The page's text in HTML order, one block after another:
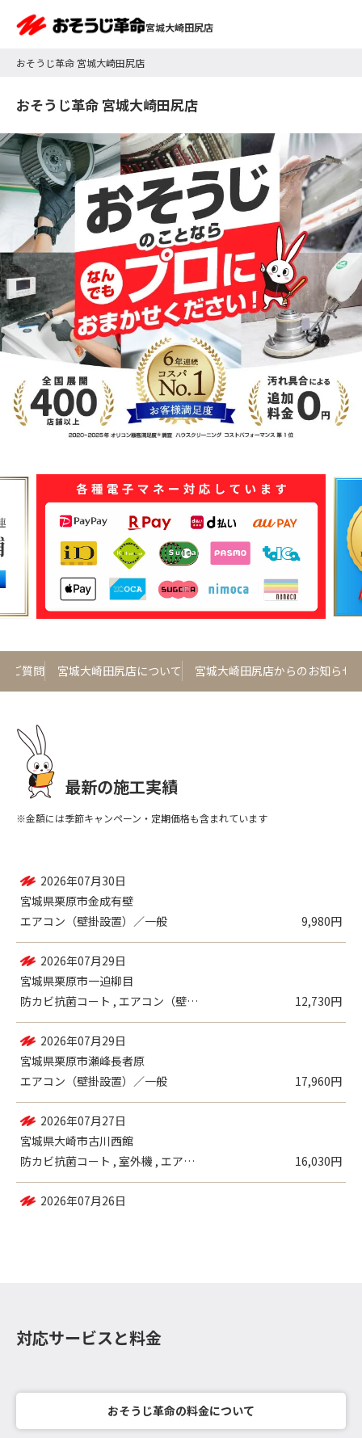
宮城大崎田尻店
おそうじ革命 宮城大崎田尻店
おそうじ革命 宮城大崎田尻店
ご質問 宮城大崎田尻店について 宮城大崎田尻店からのお知らせ
最新の施工実績
※金額には季節キャンペーン・定期価格も含まれています
2026年08月01日
宮城県大崎市三本木伊賀
24,750円
2026年07月30日
宮城県栗原市金成有壁
エアコン（壁掛設置）／一般
9,980円
2026年07月29日
宮城県栗原市一迫柳目
12,730円
2026年07月29日
宮城県栗原市瀬峰長者原
エアコン（壁掛設置）／一般
17,960円
2026年07月27日
対応サービスと料金
おそうじ革命の料金について